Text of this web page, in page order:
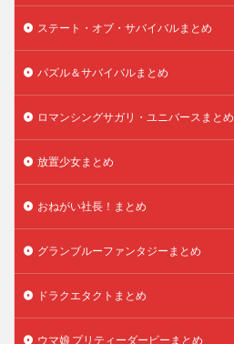
ステート・オブ・サバイバルまとめ
パズル＆サバイバルまとめ
ロマンシングサガリ・ユニバースまとめ
放置少女まとめ
おねがい社長！まとめ
グランブルーファンタジーまとめ
ドラクエタクトまとめ
ウマ娘 プリティーダービーまとめ